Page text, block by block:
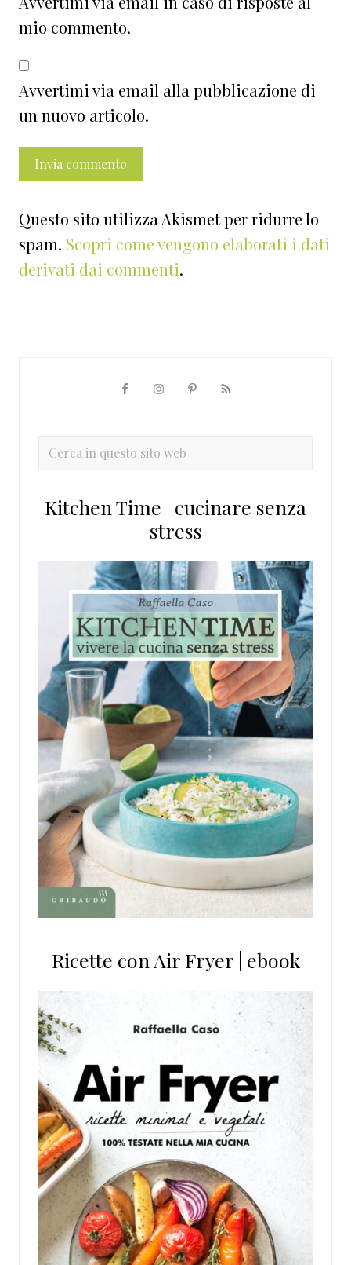
mio commento.
Avvertimi via email alla pubblicazione di
un nuovo articolo.
Questo sito utilizza Akismet per ridurre lo
spam. Scopri come vengono elaborati i dati
derivati dai commenti.
primaria
Cerca
sito
Kitchen Time | cucinare senza
stress
Ricette con Air Fryer | ebook